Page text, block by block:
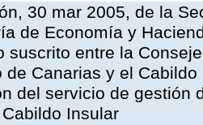
30 mar 2005, de la
de Economía y
suscrito entre la
de Canarias y el
del servicio de gestión
Insular